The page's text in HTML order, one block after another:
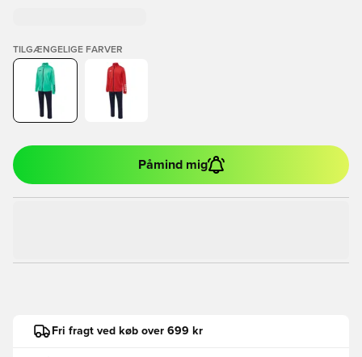
TILGÆNGELIGE FARVER
Påmind mig
Fri fragt ved køb over 699 kr